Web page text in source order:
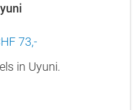
73,-
in Uyuni.